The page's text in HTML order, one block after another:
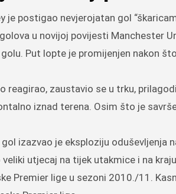
je postigao nevjerojatan gol
u novijoj povijesti Manchester
Put lopte je promijenjen nakon
reagirao, zaustavio se u trku,
iznad terena. Osim što je
izazvao je eksploziju oduševljenja
utjecaj na tijek utakmice i na
Premier lige u sezoni 2010./11.